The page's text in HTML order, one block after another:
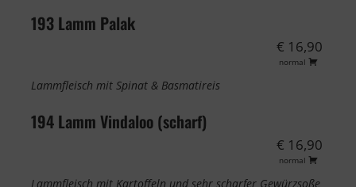
193 Lamm Palak
€ 16,90
normal
Lammfleisch mit Spinat & Basmatireis
194 Lamm Vindaloo (scharf)
€ 16,90
normal
Lammfleisch mit Kartoffeln und sehr scharfer Gewürzsoße